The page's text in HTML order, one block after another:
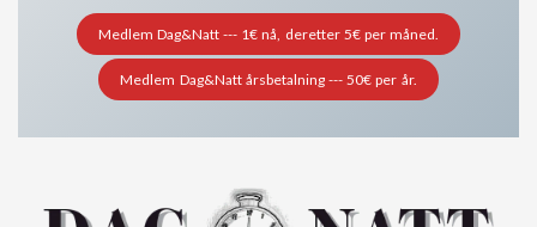
Medlem Dag&Natt --- 1€ nå, deretter 5€ per måned.
Medlem Dag&Natt årsbetalning --- 50€ per år.